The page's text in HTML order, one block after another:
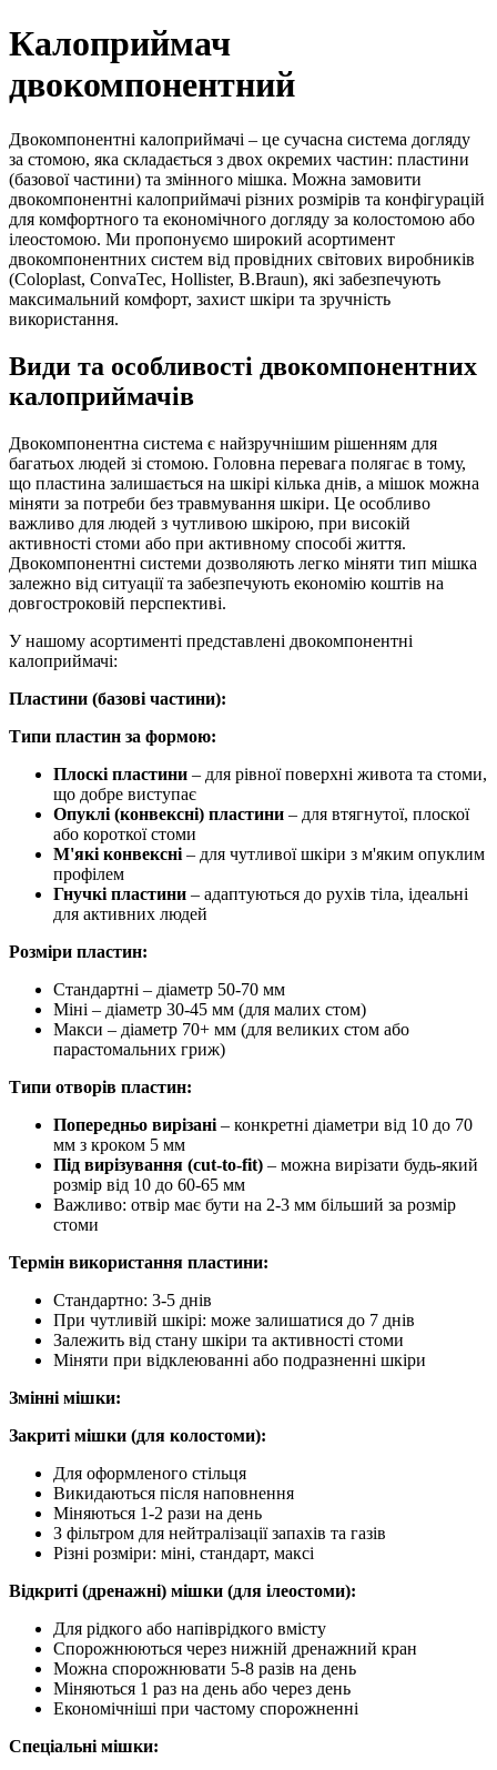
Калоприймач
двокомпонентний
Двокомпонентні калоприймачі – це сучасна система догляду
за стомою, яка складається з двох окремих частин: пластини
(базової частини) та змінного мішка. Можна замовити
двокомпонентні калоприймачі різних розмірів та конфігурацій
для комфортного та економічного догляду за колостомою або
ілеостомою. Ми пропонуємо широкий асортимент
двокомпонентних систем від провідних світових виробників
(Coloplast, ConvaTec, Hollister, B.Braun), які забезпечують
максимальний комфорт, захист шкіри та зручність
використання.
Види та особливості двокомпонентних
калоприймачів
Двокомпонентна система є найзручнішим рішенням для
багатьох людей зі стомою. Головна перевага полягає в тому,
що пластина залишається на шкірі кілька днів, а мішок можна
міняти за потреби без травмування шкіри. Це особливо
важливо для людей з чутливою шкірою, при високій
активності стоми або при активному способі життя.
Двокомпонентні системи дозволяють легко міняти тип мішка
залежно від ситуації та забезпечують економію коштів на
довгостроковій перспективі.
У нашому асортименті представлені двокомпонентні
калоприймачі:
Пластини (базові частини):
Типи пластин за формою:
Плоскі пластини – для рівної поверхні живота та стоми,
що добре виступає
Опуклі (конвексні) пластини – для втягнутої, плоскої
або короткої стоми
М'які конвексні – для чутливої шкіри з м'яким опуклим
профілем
Гнучкі пластини – адаптуються до рухів тіла, ідеальні
для активних людей
Розміри пластин:
Стандартні – діаметр 50-70 мм
Міні – діаметр 30-45 мм (для малих стом)
Макси – діаметр 70+ мм (для великих стом або
парастомальних гриж)
Типи отворів пластин:
Попередньо вирізані – конкретні діаметри від 10 до 70
мм з кроком 5 мм
Під вирізування (cut-to-fit) – можна вирізати будь-який
розмір від 10 до 60-65 мм
Важливо: отвір має бути на 2-3 мм більший за розмір
стоми
Термін використання пластини:
Стандартно: 3-5 днів
При чутливій шкірі: може залишатися до 7 днів
Залежить від стану шкіри та активності стоми
Міняти при відклеюванні або подразненні шкіри
Змінні мішки:
Закриті мішки (для колостоми):
Для оформленого стільця
Викидаються після наповнення
Міняються 1-2 рази на день
З фільтром для нейтралізації запахів та газів
Різні розміри: міні, стандарт, максі
Відкриті (дренажні) мішки (для ілеостоми):
Для рідкого або напіврідкого вмісту
Спорожнюються через нижній дренажний кран
Можна спорожнювати 5-8 разів на день
Міняються 1 раз на день або через день
Економічніші при частому спорожненні
Спеціальні мішки: